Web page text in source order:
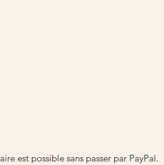
est possible sans passer par PayPal.